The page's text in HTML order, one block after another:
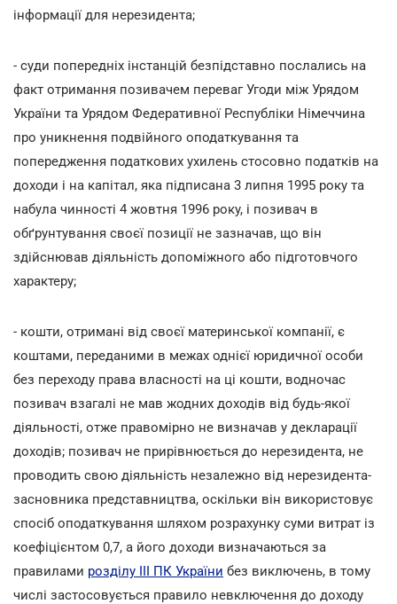
інформації для нерезидента;
- суди попередніх інстанцій безпідставно послались на
факт отримання позивачем переваг Угоди між Урядом
України та Урядом Федеративної Республіки Німеччина
про уникнення подвійного оподаткування та
попередження податкових ухилень стосовно податків на
доходи і на капітал, яка підписана 3 липня 1995 року та
набула чинності 4 жовтня 1996 року, і позивач в
обґрунтування своєї позиції не зазначав, що він
здійснював діяльність допоміжного або підготовчого
характеру;
- кошти, отримані від своєї материнської компанії, є
коштами, переданими в межах однієї юридичної особи
без переходу права власності на ці кошти, водночас
позивач взагалі не мав жодних доходів від будь-якої
діяльності, отже правомірно не визначав у декларації
доходів; позивач не прирівнюється до нерезидента, не
проводить свою діяльність незалежно від нерезидента-
засновника представництва, оскільки він використовує
спосіб оподаткування шляхом розрахунку суми витрат із
коефіцієнтом 0,7, а його доходи визначаються за
правилами розділу ІІІ ПК України без виключень, в тому
числі застосовується правило невключення до доходу